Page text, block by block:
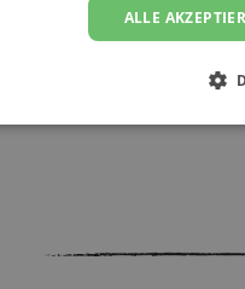
aus folgenden Ländern an:
ALLE